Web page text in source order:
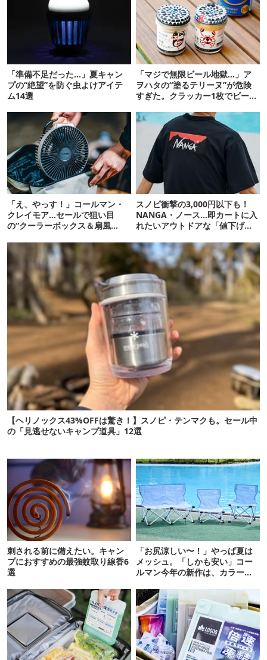
「準備不足だった…」夏キャン
プの“絶望”を防ぐ虫よけアイテ
ム14選
「マジで無限ビール地獄…」ア
ヲハタの“塗るテリーヌ”が危険
すぎた。クラッカー1枚でビール
「え、やっす！」コールマン・
クレイモア…セールで狙い目
の“クーラーボックス＆扇風
スノピ衝撃の3,000円以下も！
NANGA・ノース…即カートに入
れたいアウトドアな「値下げ夏
【ヘリノックス43%OFFは驚き！】スノピ・テンマクも。セール中
の「見逃せないキャンプ道具」12選
刺される前に備えたい。キャン
プにおすすめの最強蚊取り線香6
選
「お尻涼しい〜！」やっぱ夏は
メッシュ。「しかも安い」コー
ルマン今年の新作は、カラーも